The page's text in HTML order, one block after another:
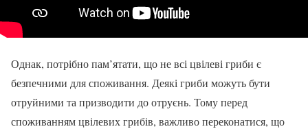
Однак, потрібно пам’ятати, що не всі цвілеві гриби є
безпечними для споживання. Деякі гриби можуть бути
отруйними та призводити до отруєнь. Тому перед
споживанням цвілевих грибів, важливо переконатися, що